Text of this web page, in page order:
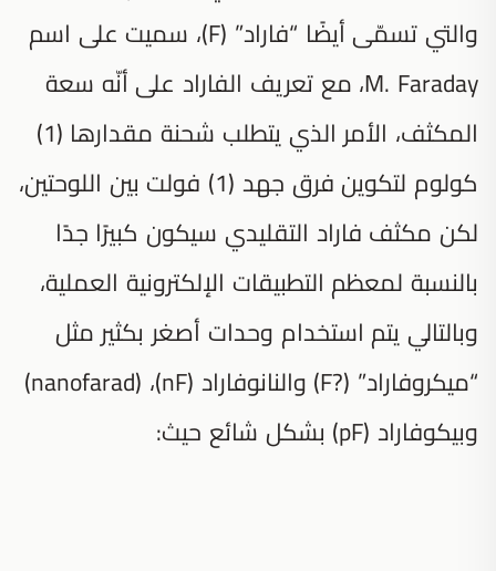
والتي تسمّى أيضًا “فاراد” (F)، سميت على اسم
M. Faraday، مع تعريف الفاراد على أنّه سعة
المكثف، الأمر الذي يتطلب شحنة مقدارها (1)
كولوم لتكوين فرق جهد (1) فولت بين اللوحتين،
لكن مكثف فاراد التقليدي سيكون كبيرًا جدًا
بالنسبة لمعظم التطبيقات الإلكترونية العملية،
وبالتالي يتم استخدام وحدات أصغر بكثير مثل
“ميكروفاراد” (?F) والنانوفاراد nanofarad) ،(nF))
وبيكوفاراد (pF) بشكل شائع حيث: